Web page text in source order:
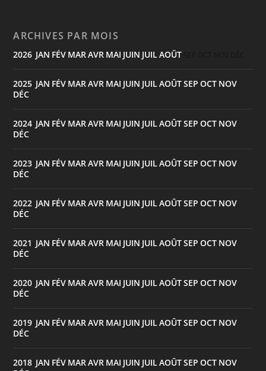
ARCHIVES PAR MOIS
2026 JAN FÉV MARAVR MAI JUIN JUILAOÛT
2025 JAN FÉV MARAVR MAI JUIN JUILAOÛTSEP OCT NOV
DÉC
2024 JAN FÉV MARAVR MAI JUIN JUILAOÛTSEP OCT NOV
DÉC
2023 JAN FÉV MARAVR MAI JUIN JUILAOÛTSEP OCT NOV
DÉC
2022 JAN FÉV MARAVR MAI JUIN JUILAOÛTSEP OCT NOV
DÉC
2021 JAN FÉV MARAVR MAI JUIN JUILAOÛTSEP OCT NOV
DÉC
2020 JAN FÉV MARAVR MAI JUIN JUILAOÛTSEP OCT NOV
DÉC
2019 JAN FÉV MARAVR MAI JUIN JUILAOÛTSEP OCT NOV
DÉC
2018 JAN FÉV MARAVR MAI JUIN JUILAOÛTSEP OCT NOV